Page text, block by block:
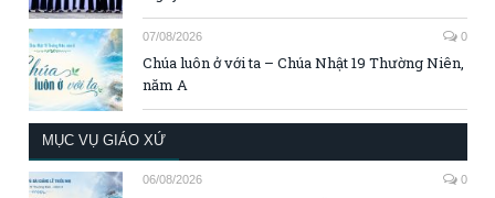
07/08/2026 0
Chúa luôn ở với ta – Chúa Nhật 19 Thường Niên,
năm A
MỤC VỤ GIÁO XỨ
06/08/2026 0